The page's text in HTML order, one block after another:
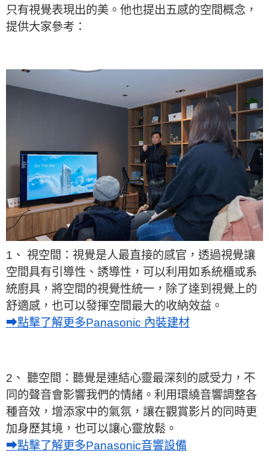
只有視覺表現出的美。他也提出五感的空間概念，
提供大家參考：
1、 視空間：視覺是人最直接的感官，透過視覺讓
空間具有引導性、誘導性，可以利用如系統櫃或系
統廚具，將空間的視覺性統一，除了達到視覺上的
舒適感，也可以發揮空間最大的收納效益。
➡點擊了解更多Panasonic 內裝建材
2、 聽空間：聽覺是連結心靈最深刻的感受力，不
同的聲音會影響我們的情緒。利用環繞音響調整各
種音效，增添家中的氣氛，讓在觀賞影片的同時更
加身歷其境，也可以讓心靈放鬆。
➡點擊了解更多Panasonic音響設備